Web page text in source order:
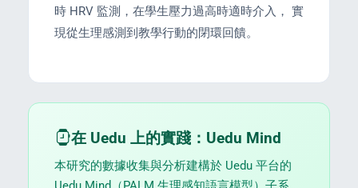
時 HRV 監測，在學生壓力過高時適時介入， 實
現從生理感測到教學行動的閉環回饋。
在 Uedu 上的實踐：Uedu Mind
本研究的數據收集與分析建構於 Uedu 平台的